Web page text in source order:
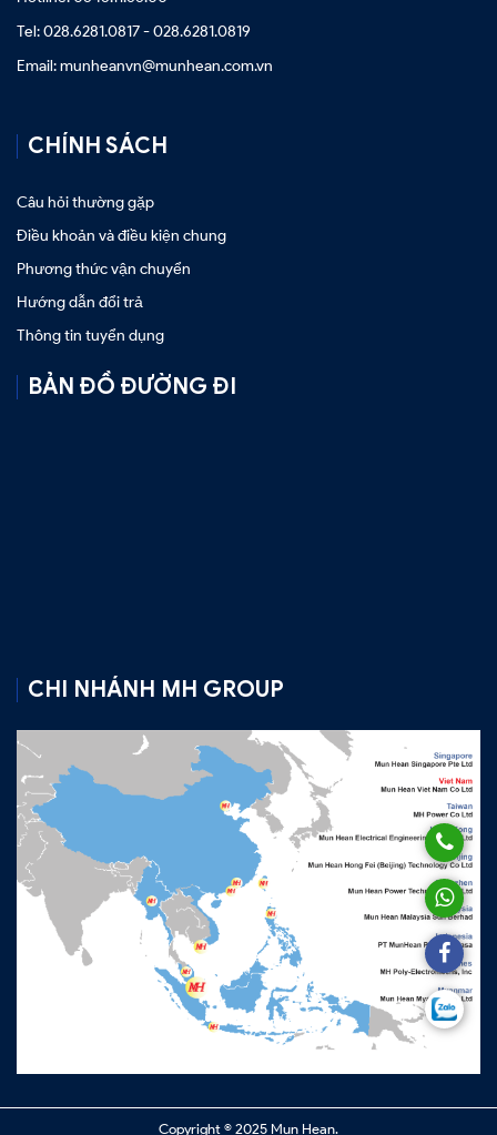
Tel: 028.6281.0817 - 028.6281.0819
Email: munheanvn@munhean.com.vn
CHÍNH SÁCH
Câu hỏi thường gặp
Điều khoản và điều kiện chung
Phương thức vận chuyển
Hướng dẫn đổi trả
Thông tin tuyển dụng
BẢN ĐỒ ĐƯỜNG ĐI
CHI NHÁNH MH GROUP
Copyright © 2025 Mun Hean.